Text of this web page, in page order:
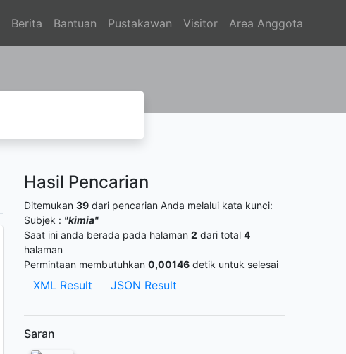
Berita Bantuan Pustakawan Visitor Area Anggota
Hasil Pencarian
Ditemukan 39 dari pencarian Anda melalui kata kunci:
Subjek : "kimia"
Saat ini anda berada pada halaman 2 dari total 4
halaman
Permintaan membutuhkan 0,00146 detik untuk selesai
XML Result JSON Result
Saran